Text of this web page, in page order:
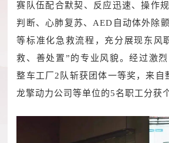
赛队伍配合默契、反应迅速、操作
判断、心肺复苏、AED自动体外除
等标准化急救流程，充分展现东风
救、善处置”的专业风貌。经过激
整车工厂2队斩获团体一等奖，来自
龙擎动力公司等单位的5名职工分获